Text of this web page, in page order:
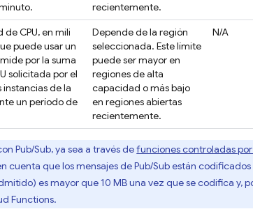
recientemente.
de CPU, en mili
puede usar un
por la suma
solicitada por el
instancias de la
un período de
Depende de la región
seleccionada. Este límite
puede ser mayor en
regiones de alta
capacidad o más bajo
en regiones abiertas
recientemente.
N/A
Pub/Sub, ya sea a través defunciones controladas
cuenta que los mensajes dePub/Subestán codificados
es mayor que 10 MB una vez que se codifica y,
Functions.